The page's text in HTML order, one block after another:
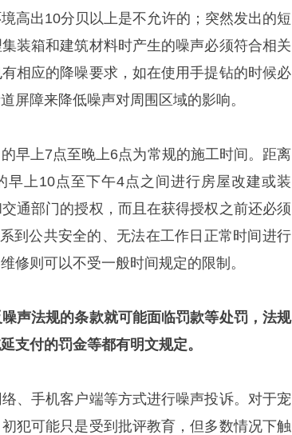
高出10分贝以上是不允许的；突然发出的短
装箱和建筑材料时产生的噪声必须符合相关
相应的降噪要求，如在使用手提钻的时候必
屏障来降低噪声对周围区域的影响。
早上7点至晚上6点为常规的施工时间。距离
上10点至下午4点之间进行房屋改建或装
通部门的授权，而且在获得授权之前还必须
到公共安全的、无法在工作日正常时间进行
修则可以不受一般时间规定的限制。
声法规的条款就可能面临罚款等处罚，法规
支付的罚金等都有明文规定。
、手机客户端等方式进行噪声投诉。对于宠
犯可能只是受到批评教育，但多数情况下触